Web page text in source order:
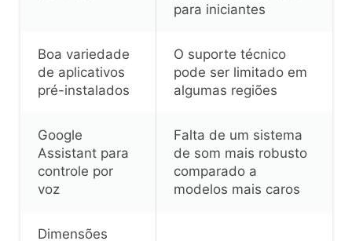
para iniciantes
Boa variedade
de aplicativos
pré-instalados
O suporte técnico
pode ser limitado em
algumas regiões
Google
Assistant para
controle por
voz
Falta de um sistema
de som mais robusto
comparado a
modelos mais caros
Dimensões